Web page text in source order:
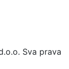
Sva prava